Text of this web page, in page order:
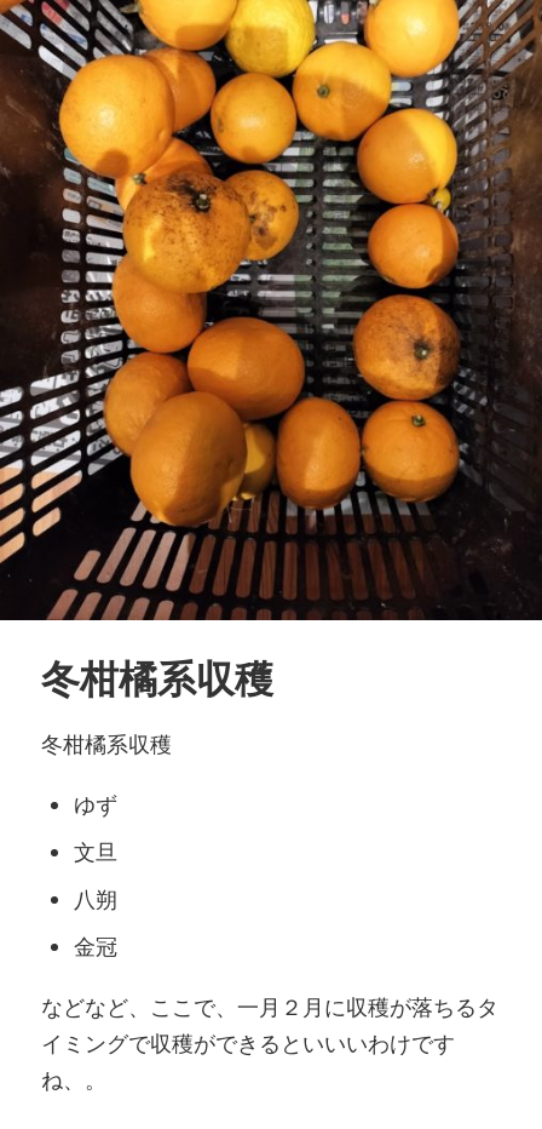
冬柑橘系収穫
冬柑橘系収穫
ゆず
文旦
八朔
金冠
などなど、ここで、一月２月に収穫が落ちるタ
イミングで収穫ができるといいいわけです
ね、。